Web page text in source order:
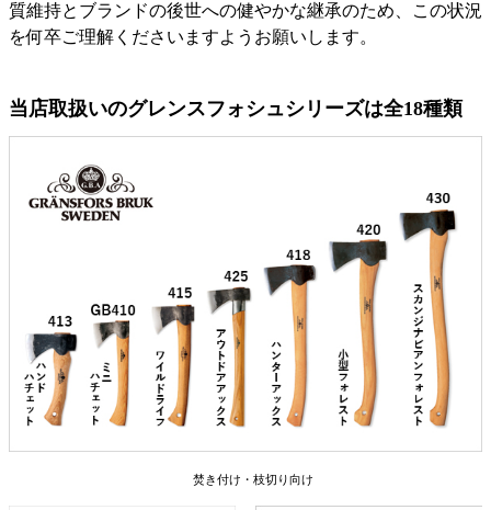
質維持とブランドの後世への健やかな継承のため、この状況
を何卒ご理解くださいますようお願いします。
当店取扱いのグレンスフォシュシリーズは全18種類
焚き付け・枝切り向け